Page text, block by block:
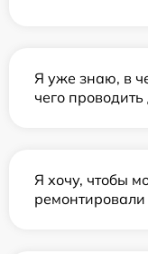
Я уже знаю, в
чего
Я хочу, чтобы